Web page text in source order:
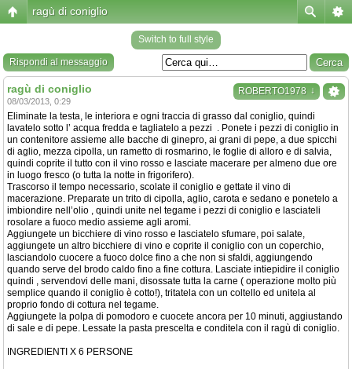
ragù di coniglio
Switch to full style
Rispondi al messaggio
ROBERTO1978 ↓
ragù di coniglio
08/03/2013, 0:29
Eliminate la testa, le interiora e ogni traccia di grasso dal coniglio, quindi
lavatelo sotto l’ acqua fredda e tagliatelo a pezzi . Ponete i pezzi di coniglio in
un contenitore assieme alle bacche di ginepro, ai grani di pepe, a due spicchi
di aglio, mezza cipolla, un rametto di rosmarino, le foglie di alloro e di salvia,
quindi coprite il tutto con il vino rosso e lasciate macerare per almeno due ore
in luogo fresco (o tutta la notte in frigorifero).
Trascorso il tempo necessario, scolate il coniglio e gettate il vino di
macerazione. Preparate un trito di cipolla, aglio, carota e sedano e ponetelo a
imbiondire nell’olio , quindi unite nel tegame i pezzi di coniglio e lasciateli
rosolare a fuoco medio assieme agli aromi.
Aggiungete un bicchiere di vino rosso e lasciatelo sfumare, poi salate,
aggiungete un altro bicchiere di vino e coprite il coniglio con un coperchio,
lasciandolo cuocere a fuoco dolce fino a che non si sfaldi, aggiungendo
quando serve del brodo caldo fino a fine cottura. Lasciate intiepidire il coniglio
quindi , servendovi delle mani, disossate tutta la carne ( operazione molto più
semplice quando il coniglio è cotto!), tritatela con un coltello ed unitela al
proprio fondo di cottura nel tegame.
Aggiungete la polpa di pomodoro e cuocete ancora per 10 minuti, aggiustando
di sale e di pepe. Lessate la pasta prescelta e conditela con il ragù di coniglio.
INGREDIENTI X 6 PERSONE